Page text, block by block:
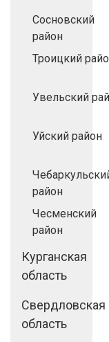
Сосновский
район
Троицкий
Увельский
Уйский район
район
Чесменский
район
Курганская
область
Свердловская
область